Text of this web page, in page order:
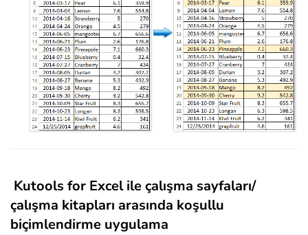
Kutools for Excel ile çalışma sayfaları/
çalışma kitapları arasında koşullu
biçimlendirme uygulama